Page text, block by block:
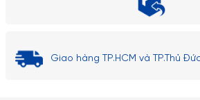
Giao hàng TP.HCM và TP.Thủ